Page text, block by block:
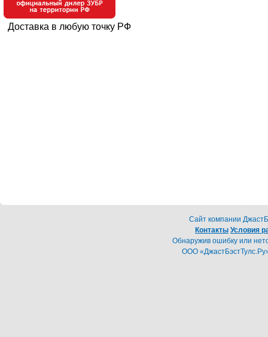
Доставка в любую точку РФ
Cайт компании
Контакты Условия
Обнаружив ошибку или
ООО